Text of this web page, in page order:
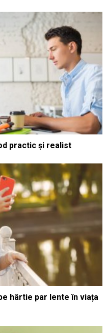
practic și realist
hârtie par lente în viața